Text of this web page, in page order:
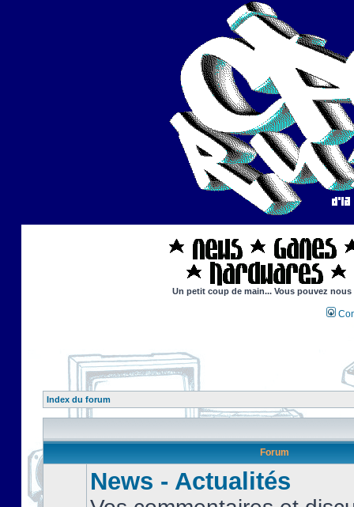
Un petit coup de main... Vous pouvez
Index du forum
Forum
News - Actualités